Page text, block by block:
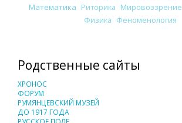
Математика Риторика Мировоззрение
Физика Феноменология
Родственные сайты
ХРОНОС
ФОРУМ
РУМЯНЦЕВСКИЙ МУЗЕЙ
ДО 1917 ГОДА